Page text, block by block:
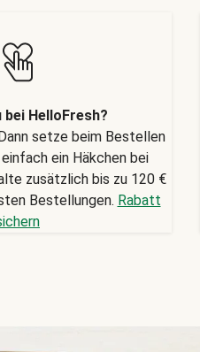
bei HelloFresh?
setze beim Bestellen
ein Häkchen bei
zusätzlich bis zu 120 €
Bestellungen. Rabatt